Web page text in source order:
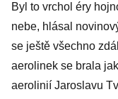
Byl to vrchol éry
nebe, hlásal
se ještě všechno
aerolinek se brala
aerolinií Jaroslavu